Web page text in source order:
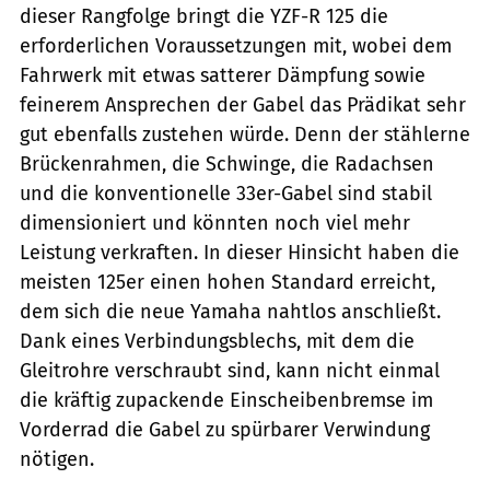
dieser Rangfolge bringt die YZF-R 125 die
erforderlichen Voraussetzungen mit, wobei dem
Fahrwerk mit etwas satterer Dämpfung sowie
feinerem Ansprechen der Gabel das Prädikat sehr
gut ebenfalls zustehen würde. Denn der stählerne
Brückenrahmen, die Schwinge, die Radachsen
und die konventionelle 33er-Gabel sind stabil
dimensioniert und könnten noch viel mehr
Leistung verkraften. In dieser Hinsicht haben die
meisten 125er einen hohen Standard erreicht,
dem sich die neue Yamaha nahtlos anschließt.
Dank eines Verbindungsblechs, mit dem die
Gleitrohre verschraubt sind, kann nicht einmal
die kräftig zupackende Einscheibenbremse im
Vorderrad die Gabel zu spürbarer Verwindung
nötigen.